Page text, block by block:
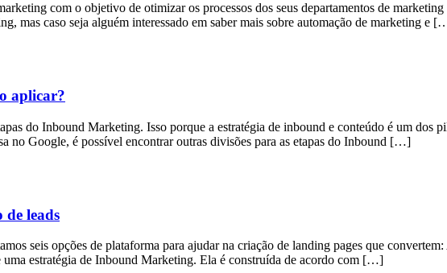
com o objetivo de otimizar os processos dos seus departamentos de
mas caso seja alguém interessado em saber mais sobre automação de marketing e
aplicar?
do Inbound Marketing. Isso porque a estratégia de inbound e conteúdo é um dos
no Google, é possível encontrar outras divisões para as etapas do Inbound […]
leads
seis opções de plataforma para ajudar na criação de landing pages que
uma estratégia de Inbound Marketing. Ela é construída de acordo com […]